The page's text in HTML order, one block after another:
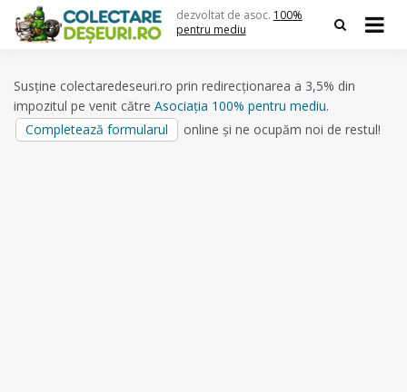
content
dezvoltat de asoc. 100%
pentru mediu
Susține colectaredeseuri.ro prin redirecționarea a 3,5% din
impozitul pe venit către Asociația 100% pentru mediu.
Completează formularul
online și ne ocupăm noi de restul!